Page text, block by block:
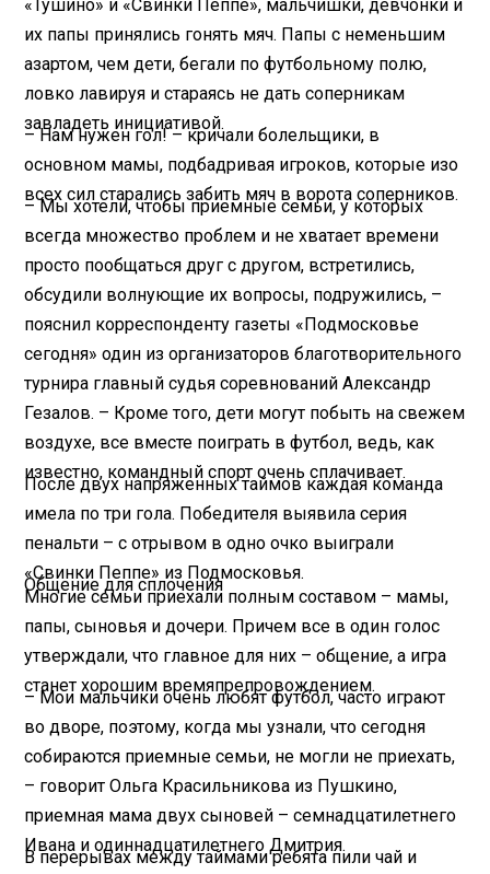
«Тушино» и «Свинки Пеппе», мальчишки, девчонки и
их папы принялись гонять мяч. Папы с неменьшим
азартом, чем дети, бегали по футбольному полю,
ловко лавируя и стараясь не дать соперникам
завладеть инициативой.
– Нам нужен гол! – кричали болельщики, в
основном мамы, подбадривая игроков, которые изо
всех сил старались забить мяч в ворота соперников.
– Мы хотели, чтобы приемные семьи, у которых
всегда множество проблем и не хватает времени
просто пообщаться друг с другом, встретились,
обсудили волнующие их вопросы, подружились, –
пояснил корреспонденту газеты «Подмосковье
сегодня» один из организаторов благотворительного
турнира главный судья соревнований Александр
Гезалов. – Кроме того, дети могут побыть на свежем
воздухе, все вместе поиграть в футбол, ведь, как
известно, командный спорт очень сплачивает.
После двух напряженных таймов каждая команда
имела по три гола. Победителя выявила серия
пенальти – с отрывом в одно очко выиграли
«Свинки Пеппе» из Подмосковья.
Общение для сплочения
Многие семьи приехали полным составом – мамы,
папы, сыновья и дочери. Причем все в один голос
утверждали, что главное для них – общение, а игра
станет хорошим времяпрепровождением.
– Мои мальчики очень любят футбол, часто играют
во дворе, поэтому, когда мы узнали, что сегодня
собираются приемные семьи, не могли не приехать,
– говорит Ольга Красильникова из Пушкино,
приемная мама двух сыновей – семнадцатилетнего
Ивана и одиннадцатилетнего Дмитрия.
В перерывах между таймами ребята пили чай и